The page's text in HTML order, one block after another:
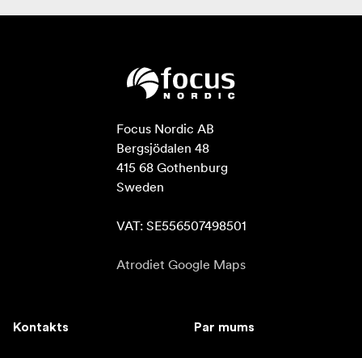
Focus Nordic AB
Bergsjödalen 48
415 68 Gothenburg
Sweden
VAT: SE556507498501
Atrodiet Google Maps
Kontakts Par mums